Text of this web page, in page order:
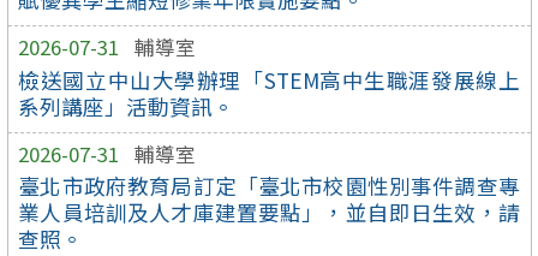
2026-07-31 輔導室
檢送國立中山大學辦理「STEM高中生職涯發展線上
系列講座」活動資訊。
2026-07-31 輔導室
臺北市政府教育局訂定「臺北市校園性別事件調查專
業人員培訓及人才庫建置要點」，並自即日生效，請
查照。